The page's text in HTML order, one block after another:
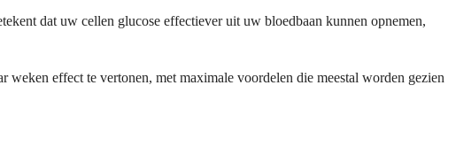
dat uw cellen glucose effectiever uit uw bloedbaan kunnen opnemen,
weken effect te vertonen, met maximale voordelen die meestal worden gezien